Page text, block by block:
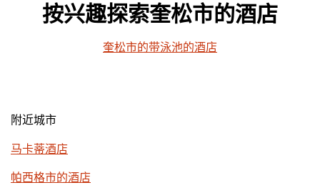
按兴趣探索奎松市的酒店
奎松市的带泳池的酒店
附近城市
马卡蒂酒店
帕西格市的酒店